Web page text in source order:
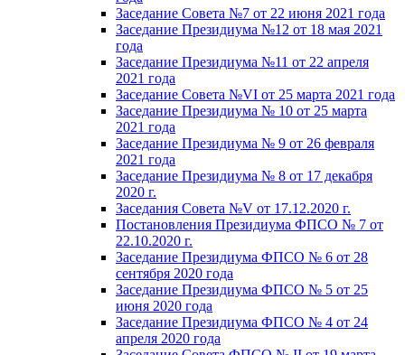
Заседание Совета №7 от 22 июня 2021 года
Заседание Президиума №12 от 18 мая 2021
года
Заседание Президиума №11 от 22 апреля
2021 года
Заседание Совета №VI от 25 марта 2021 года
Заседание Президиума № 10 от 25 марта
2021 года
Заседание Президиума № 9 от 26 февраля
2021 года
Заседание Президиума № 8 от 17 декабря
2020 г.
Заседания Совета №V от 17.12.2020 г.
Постановления Президиума ФПСО № 7 от
22.10.2020 г.
Заседание Президиума ФПСО № 6 от 28
сентября 2020 года
Заседание Президиума ФПСО № 5 от 25
июня 2020 года
Заседание Президиума ФПСО № 4 от 24
апреля 2020 года